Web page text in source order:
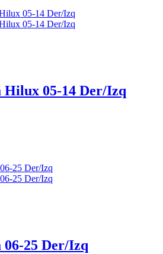
Hilux 05-14 Der/Izq
25 Der/Izq